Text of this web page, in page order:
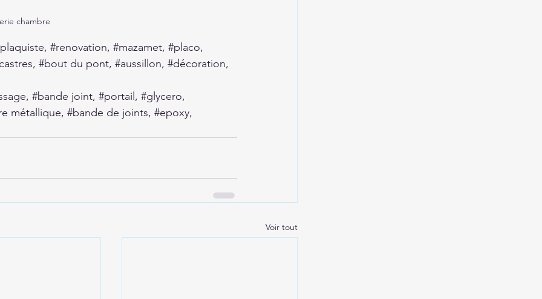
chambre
, #renovation, #mazamet, #placo,
, #bout du pont, #aussillon, #décoration,
, #bande joint, #portail , #glycero,
métallique, #bande de joints, #epoxy,
Voir tout